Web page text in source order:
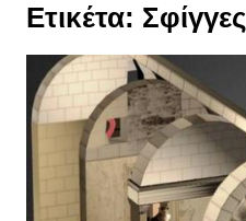
Ετικέτα: Σφίγγες